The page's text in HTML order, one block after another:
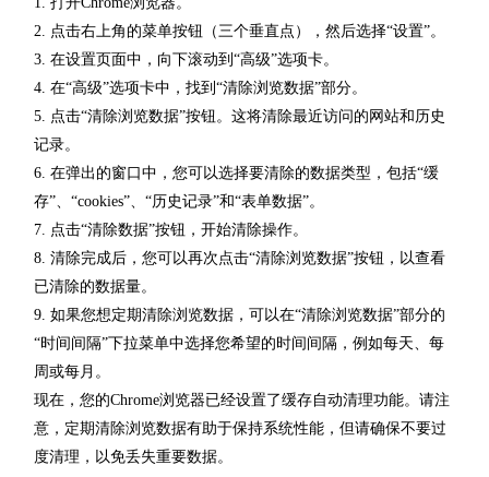
2. 点击右上角的菜单按钮（三个垂直点），然后选择“设置”。
3. 在设置页面中，向下滚动到“高级”选项卡。
4. 在“高级”选项卡中，找到“清除浏览数据”部分。
5. 点击“清除浏览数据”按钮。这将清除最近访问的网站和历史
记录。
6. 在弹出的窗口中，您可以选择要清除的数据类型，包括“缓
存”、“cookies”、“历史记录”和“表单数据”。
7. 点击“清除数据”按钮，开始清除操作。
8. 清除完成后，您可以再次点击“清除浏览数据”按钮，以查看
已清除的数据量。
9. 如果您想定期清除浏览数据，可以在“清除浏览数据”部分的
“时间间隔”下拉菜单中选择您希望的时间间隔，例如每天、每
周或每月。
现在，您的Chrome浏览器已经设置了缓存自动清理功能。请注
意，定期清除浏览数据有助于保持系统性能，但请确保不要过
度清理，以免丢失重要数据。